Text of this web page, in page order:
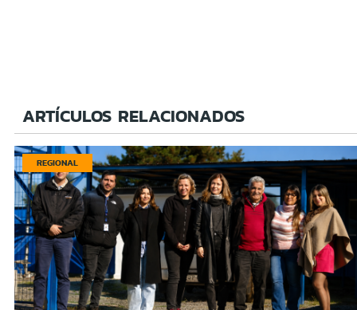
ARTÍCULOS RELACIONADOS
REGIONAL